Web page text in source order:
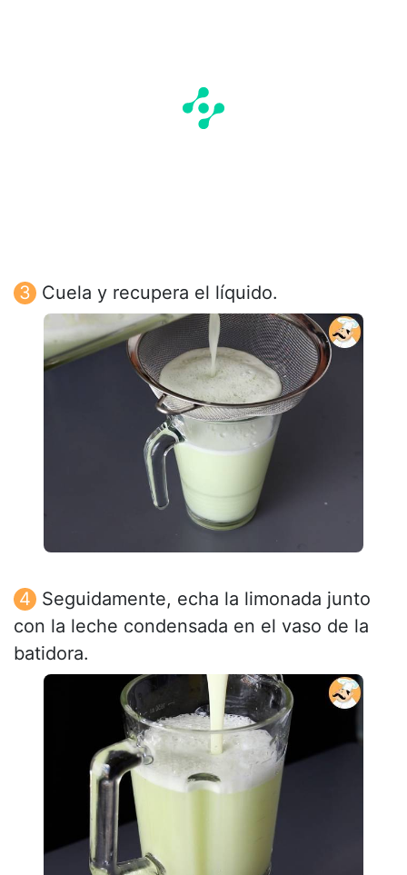
Cuela y recupera el líquido.
Seguidamente, echa la limonada junto
con la leche condensada en el vaso de la
batidora.